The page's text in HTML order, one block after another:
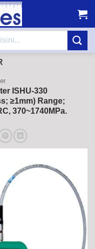
ISHU-330
≥1mm) Range;
370~1740MPa.